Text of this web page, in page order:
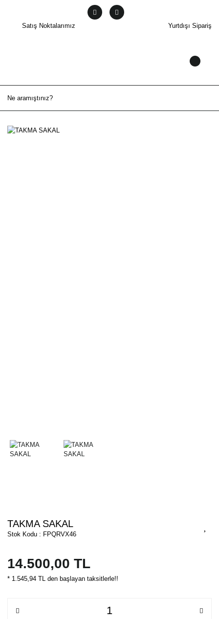
Satış Noktalarımız Yurtdışı Sipariş
TAKMA SAKAL
Stok Kodu : FPQRVX46
14.500,00 TL
* 1.545,94 TL den başlayan taksitlerle!!